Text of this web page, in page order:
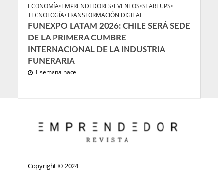
ECONOMÍA•EMPRENDEDORES•EVENTOS•STARTUPS•
TECNOLOGÍA•TRANSFORMACIÓN DIGITAL
FUNEXPO LATAM 2026: CHILE SERÁ SEDE
DE LA PRIMERA CUMBRE
INTERNACIONAL DE LA INDUSTRIA
FUNERARIA
1 semana hace
Copyright © 2024